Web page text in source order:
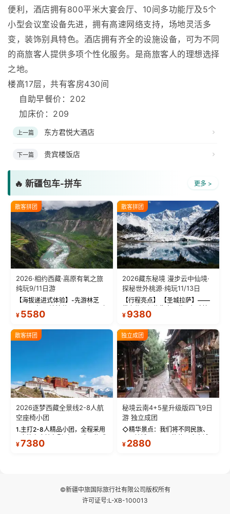
便利，酒店拥有800平米大宴会厅、10间多功能厅及5个
小型会议室设备先进，拥有高速网络支持，场地灵活多
变，装饰别具特色。酒店拥有齐全的设施设备，可为不同
的商旅客人提供多项个性化服务。是商旅客人的理想选择
之地。
楼高17层，共有客房430间
自助早餐价：202
加床价：209
上一篇 东方君悦大酒店
下一篇 贵宾楼饭店
🔥 新疆包车-拼车 更多 >
散客拼团
2026·相约西藏·高原有氧之旅
纯玩9/11日游
【海拔递进式体验】-先游林芝
(2900米)再访拉萨(3650米)，亲
测 99%游客零高反 。 【贴心保
反根本不是事儿 ！ 【无人机航
拍】-雪山/圣湖/...
¥ 5580
散客拼团
2026藏东秘境 漫步云中仙境·
探秘世外桃源·纯玩11/13日
【行程亮点】 【圣城拉萨】——
带上信心与信仰去西藏，行吟拉
萨，感受这座城与生俱来的与众
城堡寺院于一体的宏伟建筑，是
西藏最完整的古代...
¥ 9380
散客拼团
2026逐梦西藏全景线2-8人航
空座椅小团
1.主打2-8人精品小团，全程采用
座舱），提供VIP级别的舒适出行
¥7380
独立成团
秘境云南4+5星升级版四飞9日
游 独立成团
◇精华景点：我们将不同民族、
—【大理古城、丽江古城、香格
¥ 2880
©新疆中旅国际旅行社有限公司版权所有
许可证号:L-XB-100013